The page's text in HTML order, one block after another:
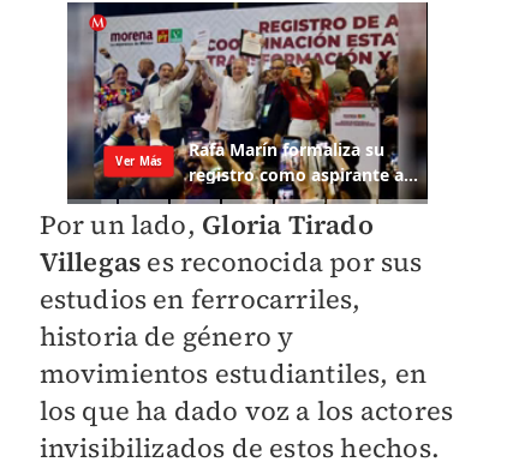
Por un lado, Gloria Tirado
Villegas es reconocida por sus
estudios en ferrocarriles,
historia de género y
movimientos estudiantiles, en
los que ha dado voz a los actores
invisibilizados de estos hechos.